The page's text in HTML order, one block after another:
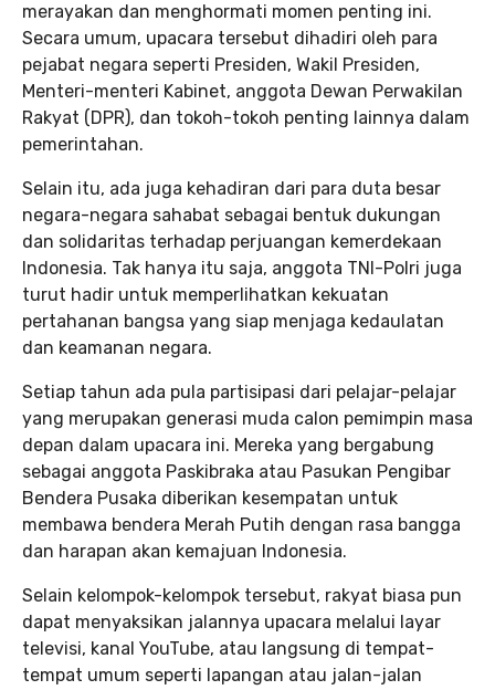
merayakan dan menghormati momen penting ini.
Secara umum, upacara tersebut dihadiri oleh para
pejabat negara seperti Presiden, Wakil Presiden,
Menteri-menteri Kabinet, anggota Dewan Perwakilan
Rakyat (DPR), dan tokoh-tokoh penting lainnya dalam
pemerintahan.
Selain itu, ada juga kehadiran dari para duta besar
negara-negara sahabat sebagai bentuk dukungan
dan solidaritas terhadap perjuangan kemerdekaan
Indonesia. Tak hanya itu saja, anggota TNI-Polri juga
turut hadir untuk memperlihatkan kekuatan
pertahanan bangsa yang siap menjaga kedaulatan
dan keamanan negara.
Setiap tahun ada pula partisipasi dari pelajar-pelajar
yang merupakan generasi muda calon pemimpin masa
depan dalam upacara ini. Mereka yang bergabung
sebagai anggota Paskibraka atau Pasukan Pengibar
Bendera Pusaka diberikan kesempatan untuk
membawa bendera Merah Putih dengan rasa bangga
dan harapan akan kemajuan Indonesia.
Selain kelompok-kelompok tersebut, rakyat biasa pun
dapat menyaksikan jalannya upacara melalui layar
televisi, kanal YouTube, atau langsung di tempat-
tempat umum seperti lapangan atau jalan-jalan